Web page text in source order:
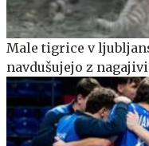
Male tigrice v
navdušujejo z